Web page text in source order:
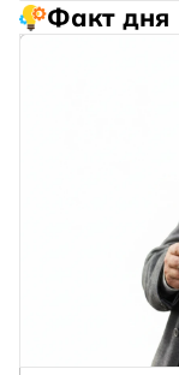
Факт дня